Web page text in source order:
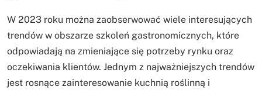
W 2023 roku można zaobserwować wiele interesujących
trendów w obszarze szkoleń gastronomicznych, które
odpowiadają na zmieniające się potrzeby rynku oraz
oczekiwania klientów. Jednym z najważniejszych trendów
jest rosnące zainteresowanie kuchnią roślinną i